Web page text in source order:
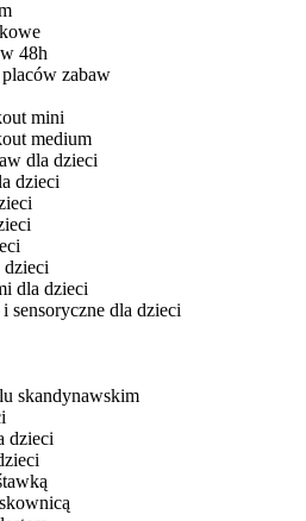
48h
zabaw
mini
medium
dla dzieci
dzieci
dla dzieci
sensoryczne dla dzieci
skandynawskim
dzieci